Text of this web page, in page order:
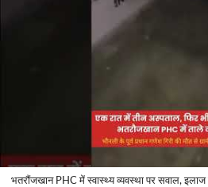
भतरौंजखान PHC में स्वास्थ्य व्यवस्था पर सवाल,